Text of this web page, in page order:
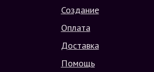
Создание
Оплата
Доставка
Помощь